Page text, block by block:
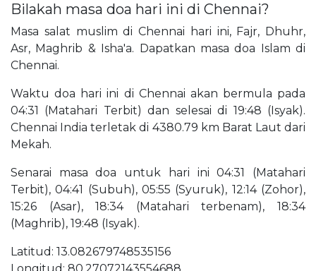
Bilakah masa doa hari ini di Chennai?
Masa salat muslim di Chennai hari ini, Fajr, Dhuhr,
Asr, Maghrib & Isha'a. Dapatkan masa doa Islam di
Chennai.
Waktu doa hari ini di Chennai akan bermula pada
04:31 (Matahari Terbit) dan selesai di 19:48 (Isyak).
Chennai India terletak di 4380.79 km Barat Laut dari
Mekah.
Senarai masa doa untuk hari ini 04:31 (Matahari
Terbit), 04:41 (Subuh), 05:55 (Syuruk), 12:14 (Zohor),
15:26 (Asar), 18:34 (Matahari terbenam), 18:34
(Maghrib), 19:48 (Isyak).
Latitud: 13.082679748535156